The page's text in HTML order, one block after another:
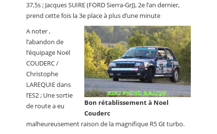
37,5s ; Jacques SUIRE (FORD Sierra-GrJ), 2e l’an dernier,
prend cette fois la 3e place à plus d’une minute
Bon rétablissement à Noel
Couderc
A noter ,
l’abandon de
l’équipage Noël
COUDERC /
Christophe
LAREQUIE dans
l’ES2 ; Une sortie
de route a eu
malheureusement raison de la magnifique R5 Gt turbo.